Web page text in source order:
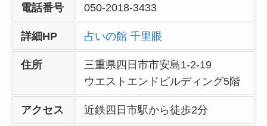
電話番号 050-2018-3433
詳細HP 占いの館 千里眼
住所
三重県四日市市安島1-2-19
ウエストエンドビルディング5階
アクセス 近鉄四日市駅から徒歩2分